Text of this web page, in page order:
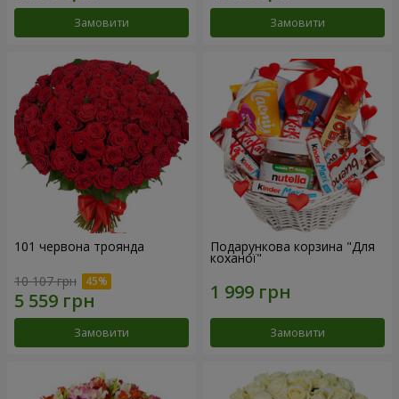
Замовити Замовити
101 червона троянда
10 107 грн
Замовити
Подарункова корзина "Для
коханої"
Замовити